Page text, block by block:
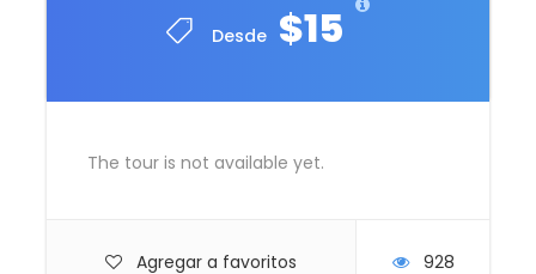
Desde $15
The tour is not available yet.
Agregar a favoritos 928
llamas, donde interactuaras con estos camélidos
andinos y aprenderás las diferencias entre los
de la otra, la historia, y por supuesto, usted puede
Para ir cerrando la actividad visitaremos
forma de sus fuentes de agua, también podría ser